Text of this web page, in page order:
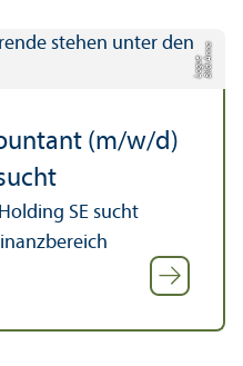
Bil
d:
An
n
a
L
o
g
u
e
(m/w/d)
SE sucht